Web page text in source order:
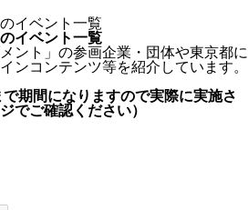
のイベント一覧
のイベント一覧
ント」の参画企業・団体や東京都に
ンコンテンツ等を紹介しています。
で期間になりますので実際に実施さ
でご確認ください）